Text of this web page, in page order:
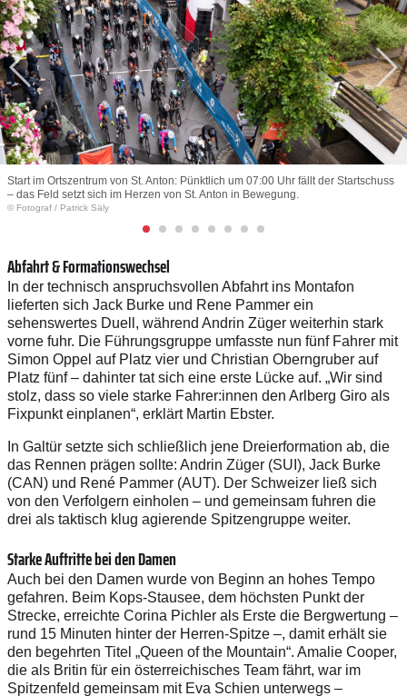
Start im Ortszentrum von St. Anton: Pünktlich um 07:00 Uhr fällt der Startschuss
– das Feld setzt sich im Herzen von St. Anton in Bewegung.
© Fotograf / Patrick Säly
Abfahrt & Formationswechsel
In der technisch anspruchsvollen Abfahrt ins Montafon
lieferten sich Jack Burke und Rene Pammer ein
sehenswertes Duell, während Andrin Züger weiterhin stark
vorne fuhr. Die Führungsgruppe umfasste nun fünf Fahrer mit
Simon Oppel auf Platz vier und Christian Oberngruber auf
Platz fünf – dahinter tat sich eine erste Lücke auf. „Wir sind
stolz, dass so viele starke Fahrer:innen den Arlberg Giro als
Fixpunkt einplanen“, erklärt Martin Ebster.
In Galtür setzte sich schließlich jene Dreierformation ab, die
das Rennen prägen sollte: Andrin Züger (SUI), Jack Burke
(CAN) und René Pammer (AUT). Der Schweizer ließ sich
von den Verfolgern einholen – und gemeinsam fuhren die
drei als taktisch klug agierende Spitzengruppe weiter.
Starke Auftritte bei den Damen
Auch bei den Damen wurde von Beginn an hohes Tempo
gefahren. Beim Kops-Stausee, dem höchsten Punkt der
Strecke, erreichte Corina Pichler als Erste die Bergwertung –
rund 15 Minuten hinter der Herren-Spitze –, damit erhält sie
den begehrten Titel „Queen of the Mountain“. Amalie Cooper,
die als Britin für ein österreichisches Team fährt, war im
Spitzenfeld gemeinsam mit Eva Schien unterwegs –